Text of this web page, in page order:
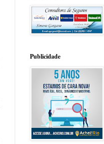
Publicidade